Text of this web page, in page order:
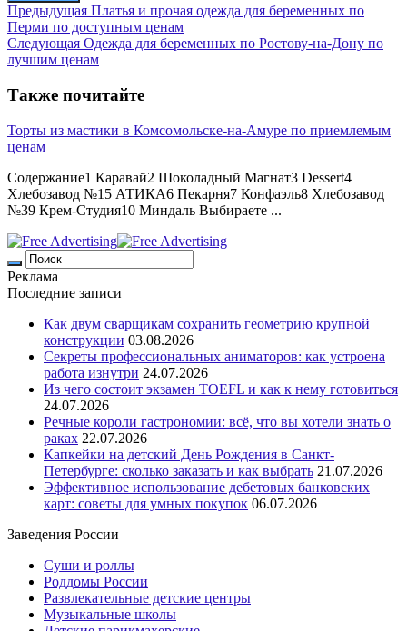
Предыдущая Платья и прочая одежда для беременных по
Перми по доступным ценам
Следующая Одежда для беременных по Ростову-на-Дону по
лучшим ценам
Также почитайте
Торты из мастики в Комсомольске-на-Амуре по приемлемым
ценам
Содержание1 Каравай2 Шоколадный Магнат3 Dessert4
Хлебозавод №15 АТИКА6 Пекарня7 Конфаэль8 Хлебозавод
№39 Крем-Студия10 Миндаль Выбираете ...
Реклама
Последние записи
Как двум сварщикам сохранить геометрию крупной
конструкции 03.08.2026
Секреты профессиональных аниматоров: как устроена
работа изнутри 24.07.2026
Из чего состоит экзамен TOEFL и как к нему готовиться
24.07.2026
Речные короли гастрономии: всё, что вы хотели знать о
раках 22.07.2026
Капкейки на детский День Рождения в Санкт-
Петербурге: сколько заказать и как выбрать 21.07.2026
Эффективное использование дебетовых банковских
карт: советы для умных покупок 06.07.2026
Заведения России
Суши и роллы
Роддомы России
Развлекательные детские центры
Музыкальные школы